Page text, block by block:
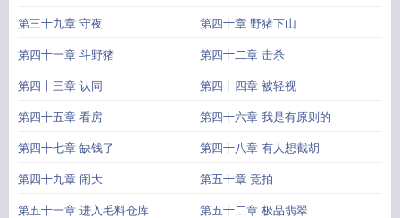
第三十九章 守夜 第四十章 野猪下山
第四十一章 斗野猪 第四十二章 击杀
第四十三章 认同 第四十四章 被轻视
第四十五章 看房 第四十六章 我是有原则的
第四十七章 缺钱了 第四十八章 有人想截胡
第四十九章 闹大 第五十章 竞拍
第五十一章 进入毛料仓库 第五十二章 极品翡翠